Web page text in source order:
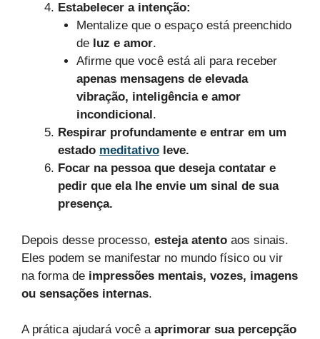
Estabelecer a intenção:
Mentalize que o espaço está preenchido
de luz e amor.
Afirme que você está ali para receber
apenas mensagens de elevada
vibração, inteligência e amor
incondicional .
Respirar profundamente e entrar em um
estado meditativo leve.
Focar na pessoa que deseja contatar e
pedir que ela lhe envie um sinal de sua
presença.
Depois desse processo, esteja atento aos sinais.
Eles podem se manifestar no mundo físico ou vir
na forma de impressões mentais, vozes, imagens
ou sensações internas.
A prática ajudará você a aprimorar sua percepção